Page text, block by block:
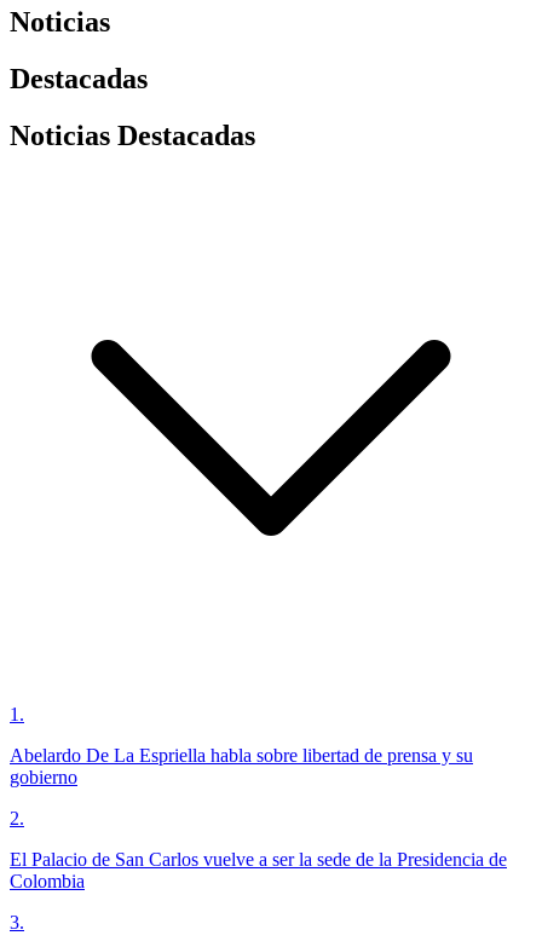
Noticias
Destacadas
Noticias Destacadas
1 .
Abelardo De La Espriella habla sobre libertad de prensa y su
gobierno
2.
El Palacio de San Carlos vuelve a ser la sede de la Presidencia de
Colombia
3.